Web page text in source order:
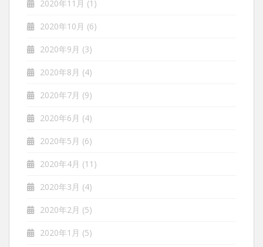
2020年11月 (1)
2020年10月 (6)
2020年9月 (3)
2020年8月 (4)
2020年7月 (9)
2020年6月 (4)
2020年5月 (6)
2020年4月 (11)
2020年3月 (4)
2020年2月 (5)
2020年1月 (5)